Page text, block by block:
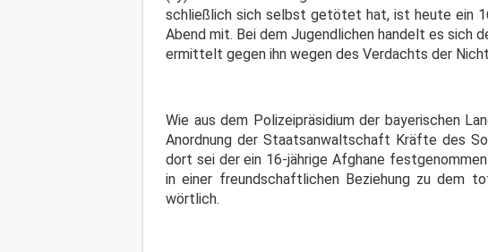
schließlich sich selbst getötet hat, ist heute ein
Abend mit. Bei dem Jugendlichen handelt es sich
ermittelt gegen ihn wegen des Verdachts der
Wie aus dem Polizeipräsidium der bayerischen
Anordnung der Staatsanwaltschaft Kräfte des
dort sei der ein 16-jährige Afghane
in einer freundschaftlichen Beziehung zu dem
wörtlich.